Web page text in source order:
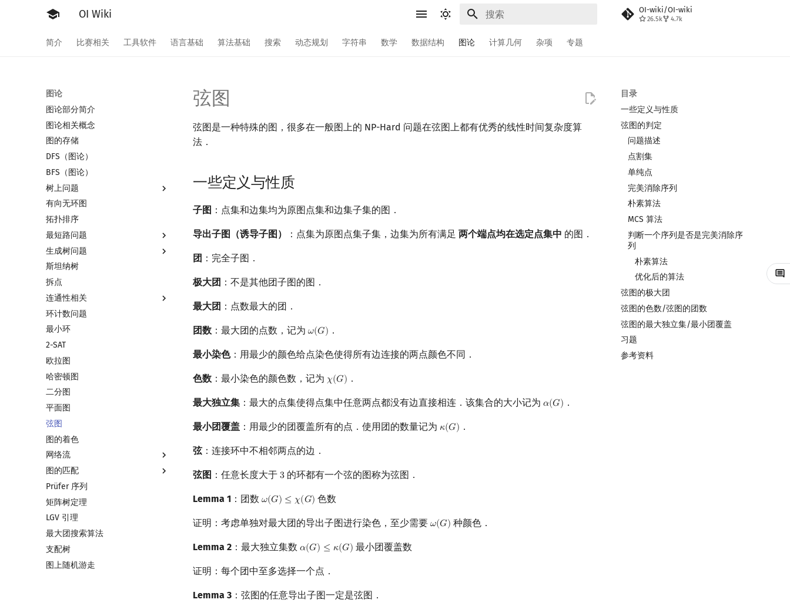
OI Wiki OI-wiki/OI-wiki
26.5k 4.7k
简介 比赛相关 工具软件 语言基础 算法基础 搜索 动态规划 字符串 数学 数据结构 图论 计算几何 杂项 专题
图论
图论部分简介
图论相关概念
图的存储
DFS（图论）
BFS（图论）
树上问题
树基础
树的直径
树的中心
树的重心
最近公共祖先
树链剖分
树上启发式合并
虚树
树分治
动态树分治
AHU 算法
树哈希
树上随机游走
有向无环图
拓扑排序
最短路问题
最短路
差分约束
k 短路
同余最短路
生成树问题
最小生成树
最小树形图
最小直径生成树
斯坦纳树
拆点
连通性相关
强连通分量
双连通分量
割点和桥
圆方树
点/边连通度
环计数问题
最小环
2-SAT
欧拉图
哈密顿图
二分图
平面图
弦图
图的着色
网络流
网络流简介
最大流
最小割
费用流
上下界网络流
Stoer–Wagner 算法
图的匹配
图匹配
二分图最大匹配
二分图最大权匹配
一般图最大匹配
一般图最大权匹配
稳定匹配
Prüfer 序列
矩阵树定理
LGV 引理
最大团搜索算法
支配树
图上随机游走
目录
一些定义与性质
弦图的判定
问题描述
点割集
单纯点
完美消除序列
朴素算法
MCS 算法
判断一个序列是否是完美消除序
列
朴素算法
优化后的算法
弦图的极大团
弦图的色数/弦图的团数
弦图的最大独立集/最小团覆盖
习题
参考资料
弦图
弦图是一种特殊的图，很多在一般图上的 NP-Hard 问题在弦图上都有优秀的线性时间复杂度算
法．
一些定义与性质
子图 ：点集和边集均为原图点集和边集子集的图．
导出子图（诱导子图） ：点集为原图点集子集，边集为所有满足 两个端点均在选定点集中 的图．
团 ：完全子图．
极大团 ：不是其他团子图的图．
最大团 ：点数最大的团．
团数 ：最大团的点数，记为 𝜔(𝐺)
ω(G) ．
最小染色：用最少的颜色给点染色使得所有边连接的两点颜色不同．
色数 ：最小染色的颜色数，记为 𝜒(𝐺)
χ(G) ．
最大独立集 ：最大的点集使得点集中任意两点都没有边直接相连．该集合的大小记为 𝛼(𝐺)
α(G) ．
最小团覆盖 ：用最少的团覆盖所有的点．使用团的数量记为 𝜅(𝐺)
κ(G) ．
弦：连接环中不相邻两点的边．
弦图 ：任意长度大于 3
3 的环都有一个弦的图称为弦图．
Lemma 1 ：团数 𝜔(𝐺) ≤ 𝜒(𝐺)
ω(G)≤ χ( G) 色数
证明：考虑单独对最大团的导出子图进行染色，至少需要 𝜔(𝐺)
ω(G) 种颜色．
Lemma 2 ：最大独立集数 𝛼(𝐺) ≤ 𝜅(𝐺)
α(G)≤ κ(G) 最小团覆盖数
证明：每个团中至多选择一个点．
Lemma 3 ：弦图的任意导出子图一定是弦图．